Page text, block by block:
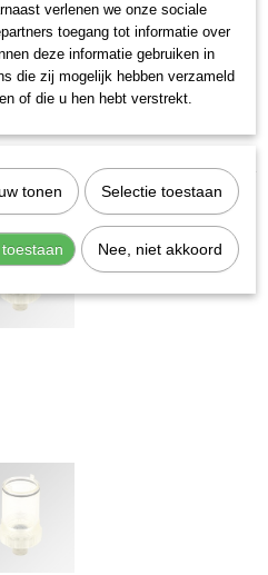
verlenen we onze sociale
toegang tot informatie over
deze informatie gebruiken in
die zij mogelijk hebben verzameld
of die u hen hebt verstrekt.
tonen Selectie toestaan
Nee, niet akkoord